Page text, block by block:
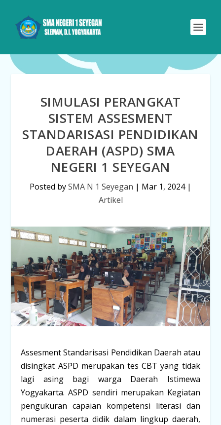
SIMULASI PERANGKAT
SISTEM ASSESMENT
STANDARISASI PENDIDIKAN
DAERAH (ASPD) SMA
NEGERI 1 SEYEGAN
Posted bySMA N 1 Seyegan | Mar 1, 2024|
Artikel
Assesment Standarisasi Pendidikan Daerah atau
disingkat ASPD merupakan tes CBT yang tidak
lagi asing bagi warga Daerah Istimewa
Yogyakarta. ASPD sendiri merupakan Kegiatan
pengukuran capaian kompetensi literasi dan
numerasi peserta didik dalam lingkup daerah,